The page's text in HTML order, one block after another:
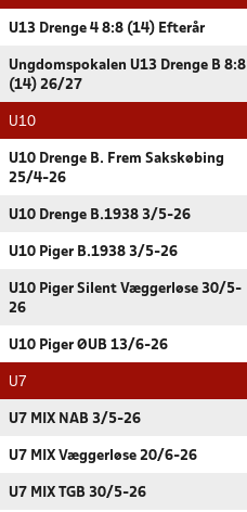
U13 Drenge 4 8:8 (14) Efterår
Ungdomspokalen U13 Drenge B 8:8
(14) 26/27
U10
U10 Drenge B. Frem Sakskøbing
25/4-26
U10 Drenge B.1938 3/5-26
U10 Piger B.1938 3/5-26
U10 Piger Silent Væggerløse 30/5-
26
U10 Piger ØUB 13/6-26
U7
U7 MIX NAB 3/5-26
U7 MIX Væggerløse 20/6-26
U7 MIX TGB 30/5-26